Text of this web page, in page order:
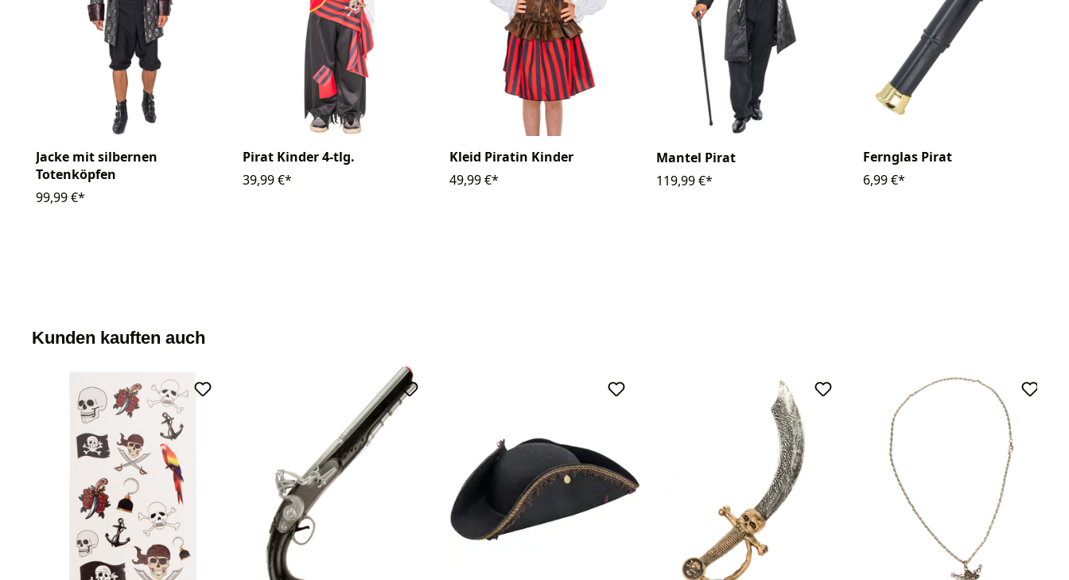
Jacke mit silbernen
Totenköpfen
99,99 €*
Pirat Kinder 4-tlg.
39,99 €*
Kleid Piratin Kinder
49,99 €*
Mantel Pirat
119,99 €*
Fernglas Pirat
6,99 €*
Kunden kauften auch